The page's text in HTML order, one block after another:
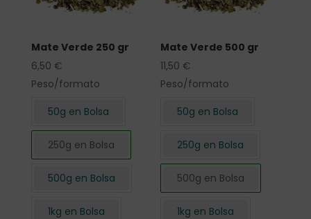
Mate Verde 250 gr
6,50 €
Peso/formato
50g en Bolsa
250g en Bolsa
500g en Bolsa
1kg en Bolsa
Mate Verde 500 gr
11,50 €
Peso/formato
50g en Bolsa
250g en Bolsa
500g en Bolsa
1kg en Bolsa